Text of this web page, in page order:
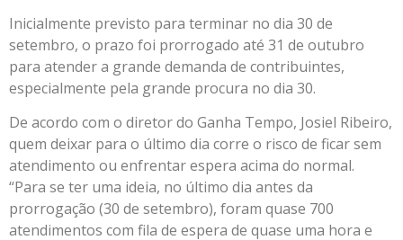
Inicialmente previsto para terminar no dia 30 de
setembro, o prazo foi prorrogado até 31 de outubro
para atender a grande demanda de contribuintes,
especialmente pela grande procura no dia 30.
De acordo com o diretor do Ganha Tempo, Josiel Ribeiro,
quem deixar para o último dia corre o risco de ficar sem
atendimento ou enfrentar espera acima do normal.
“Para se ter uma ideia, no último dia antes da
prorrogação (30 de setembro), foram quase 700
atendimentos com fila de espera de quase uma hora e